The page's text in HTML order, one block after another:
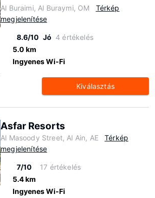
Al Buraimi, Al Buraymi, OM
Térkép
megjelenítése
8.6/10 Jó 4 értékelés
5.0 km
Ingyenes Wi-Fi
Kiválasztás
Asfar Resorts
Al Masoody Street, Al Ain, AE
Térkép
megjelenítése
7/10
17 értékelés
5.4 km
Ingyenes Wi-Fi